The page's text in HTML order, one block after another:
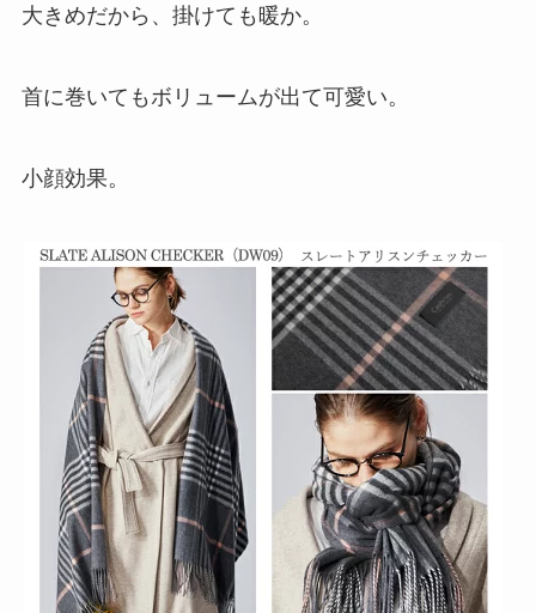
大きめだから、掛けても暖か。
首に巻いてもボリュームが出て可愛い。
小顔効果。